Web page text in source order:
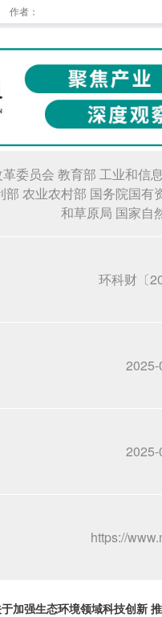
作者：
委员会 教育部 工业和信
部 农业农村部 国务院国
和草原局 国家自
环科财〔
https://
加强生态环境领域科技创新